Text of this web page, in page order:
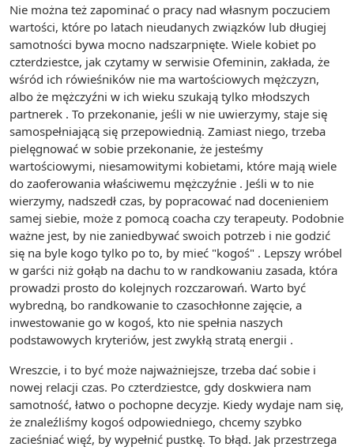
Nie można też zapominać o pracy nad własnym poczuciem
wartości, które po latach nieudanych związków lub długiej
samotności bywa mocno nadszarpnięte. Wiele kobiet po
czterdziestce, jak czytamy w serwisie Ofeminin, zakłada, że
wśród ich rówieśników nie ma wartościowych mężczyzn,
albo że mężczyźni w ich wieku szukają tylko młodszych
partnerek . To przekonanie, jeśli w nie uwierzymy, staje się
samospełniającą się przepowiednią. Zamiast niego, trzeba
pielęgnować w sobie przekonanie, że jesteśmy
wartościowymi, niesamowitymi kobietami, które mają wiele
do zaoferowania właściwemu mężczyźnie . Jeśli w to nie
wierzymy, nadszedł czas, by popracować nad docenieniem
samej siebie, może z pomocą coacha czy terapeuty. Podobnie
ważne jest, by nie zaniedbywać swoich potrzeb i nie godzić
się na byle kogo tylko po to, by mieć "kogoś" . Lepszy wróbel
w garści niż gołąb na dachu to w randkowaniu zasada, która
prowadzi prosto do kolejnych rozczarowań. Warto być
wybredną, bo randkowanie to czasochłonne zajęcie, a
inwestowanie go w kogoś, kto nie spełnia naszych
podstawowych kryteriów, jest zwykłą stratą energii .
Wreszcie, i to być może najważniejsze, trzeba dać sobie i
nowej relacji czas. Po czterdziestce, gdy doskwiera nam
samotność, łatwo o pochopne decyzje. Kiedy wydaje nam się,
że znaleźliśmy kogoś odpowiedniego, chcemy szybko
zacieśniać więź, by wypełnić pustkę. To błąd. Jak przestrzega